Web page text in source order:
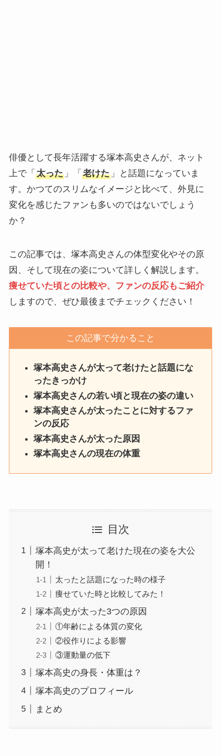
俳優として長年活躍する塚本高史さんが、ネット
上で「 太った」「 老けた」と話題になっていま
す。かつてのスリムなイメージと比べて、外見に
変化を感じたファンも多いのではないでしょう
か？
この記事では、塚本高史さんの体型変化やその原
因、そして現在の姿について詳しく解説します。
痩せていた頃との比較や、ファンの反応もご紹介
しますので、ぜひ最後までチェックください！
この記事で分かること
塚本高史さんが太って老けたと話題にな
ったきっかけ
塚本高史さんの若い頃と現在の姿の違い
塚本高史さんが太ったことに対するファ
ンの反応
塚本高史さんが太った原因
塚本高史さんの現在の体重
目次
塚本高史が太って老けた現在の姿を大公
開！
太ったと話題になった時の様子
痩せていた時と比較してみた！
塚本高史が太った3つの原因
①年齢による体質の変化
②役作りによる影響
③運動量の低下
塚本高史の身長・体重は？
塚本高史のプロフィール
まとめ